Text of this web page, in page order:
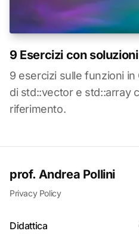
9 Esercizi con
9 esercizi sulle funzioni
di std::vector e std::array
riferimento.
prof. Andrea Pollini
Privacy Policy
Didattica